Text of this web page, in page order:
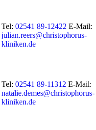
Tel: 02541 89-12422 E-Mail:
julian.reers@christophorus-
kliniken.de
Tel: 02541 89-11312 E-Mail:
natalie.demes@christophorus-
kliniken.de